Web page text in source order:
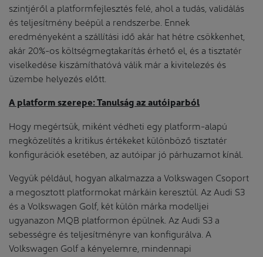
szintjéről a platformfejlesztés felé, ahol a tudás, validálás
és teljesítmény beépül a rendszerbe. Ennek
eredményeként a szállítási idő akár hat hétre csökkenhet,
akár 20%-os költségmegtakarítás érhető el, és a tisztatér
viselkedése kiszámíthatóvá válik már a kivitelezés és
üzembe helyezés előtt.
A platform szerepe: Tanulság az autóiparból
Hogy megértsük, miként védheti egy platform-alapú
megközelítés a kritikus értékeket különböző tisztatér
konfigurációk esetében, az autóipar jó párhuzamot kínál.
Vegyük például, hogyan alkalmazza a Volkswagen Csoport
a megosztott platformokat márkáin keresztül. Az Audi S3
és a Volkswagen Golf, két külön márka modelljei
ugyanazon MQB platformon épülnek. Az Audi S3 a
sebességre és teljesítményre van konfigurálva. A
Volkswagen Golf a kényelemre, mindennapi